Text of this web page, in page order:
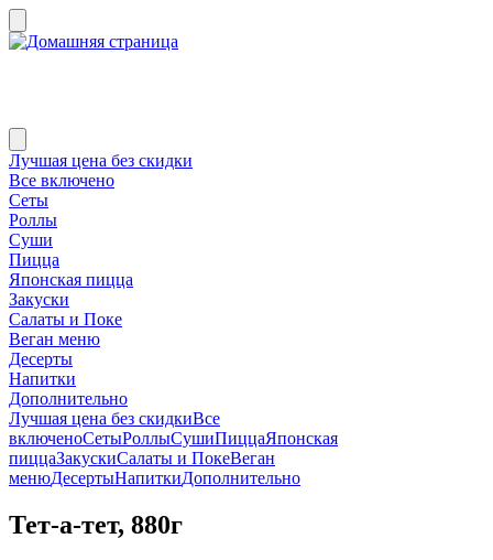
Лучшая цена без скидки
Все включено
Сеты
Роллы
Суши
Пицца
Японская пицца
Закуски
Салаты и Поке
Веган меню
Десерты
Напитки
Дополнительно
Лучшая цена без скидкиВсе
включеноСетыРоллыСушиПиццаЯпонская
пиццаЗакускиСалаты и ПокеВеган
менюДесертыНапиткиДополнительно
Тет-а-тет, 880г